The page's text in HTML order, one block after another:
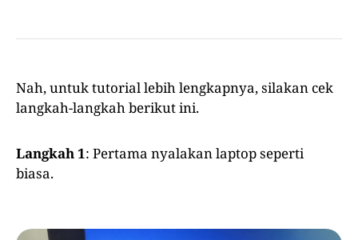
Nah, untuk tutorial lebih lengkapnya, silakan cek
langkah-langkah berikut ini.
Langkah 1: Pertama nyalakan laptop seperti
biasa.